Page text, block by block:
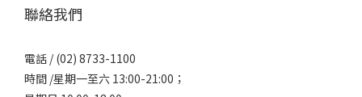
聯絡我們
電話 / (02) 8733-1100
時間 /星期一至六 13:00-21:00；